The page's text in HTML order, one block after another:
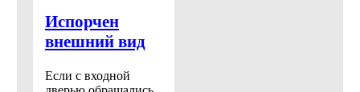
Испорчен
внешний вид
Если с входной